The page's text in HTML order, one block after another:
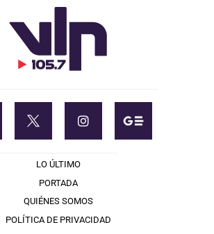
LO ÚLTIMO
PORTADA
QUIÉNES SOMOS
POLÍTICA DE PRIVACIDAD